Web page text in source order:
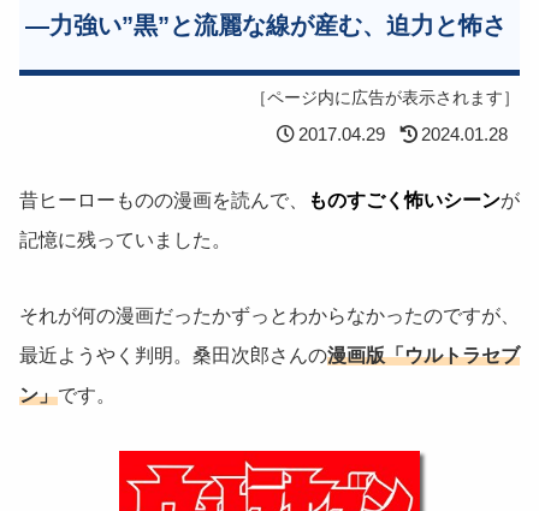
―力強い”黒”と流麗な線が産む、迫力と怖さ
［ページ内に広告が表示されます］
2017.04.29 2024.01.28
昔ヒーローものの漫画を読んで、 ものすごく怖いシーンが
記憶に残っていました。
それが何の漫画だったかずっとわからなかったのですが、
最近ようやく判明。桑田次郎さんの漫画版「ウルトラセブ
ン」です。